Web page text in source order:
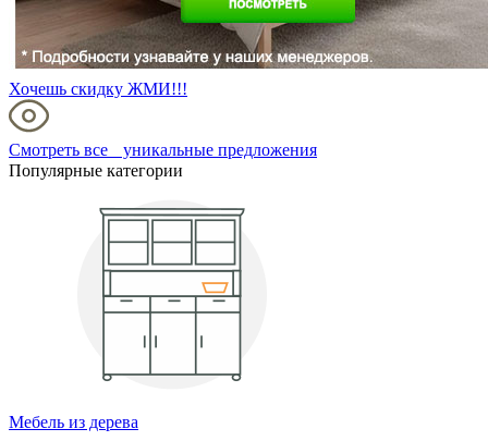
Хочешь скидку ЖМИ!!!
Смотреть все уникальные предложения
Популярные категории
Мебель из дерева